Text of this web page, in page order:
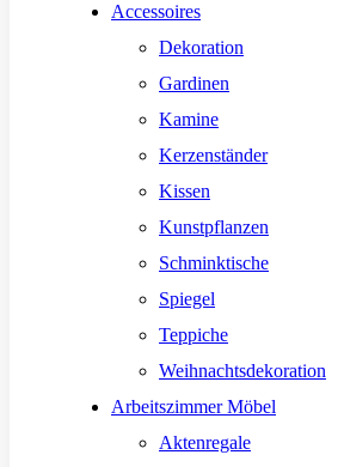
Accessoires
Dekoration
Gardinen
Kamine
Kerzenständer
Kissen
Kunstpflanzen
Schminktische
Spiegel
Teppiche
Weihnachtsdekoration
Arbeitszimmer Möbel
Aktenregale